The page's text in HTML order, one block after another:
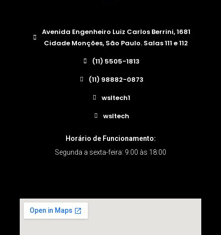
Avenida Engenheiro Luiz Carlos Berrini, 1681
Cidade Monções, São Paulo. Salas 111 e 112
(11) 5505-1813
(11) 98882-0873
wsltech1
wsltech
Horário de Funcionamento:
Segunda a sexta-feira: 9:00 às 18:00